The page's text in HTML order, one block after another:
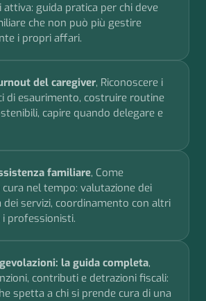
attiva: guida pratica per chi deve
che non può più gestire
i propri affari.
del caregiver, Riconoscere i
di esaurimento, costruire routine
capire quando delegare e
familiare, Come
cura nel tempo: valutazione dei
dei servizi, coordinamento con altri
professionisti.
la guida completa,
contributi e detrazioni fiscali:
spetta a chi si prende cura di una